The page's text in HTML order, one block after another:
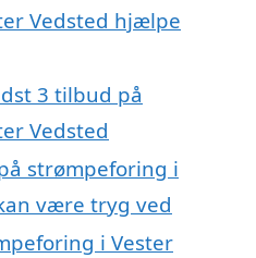
Vedsted hjælpe
3 tilbud på
Vedsted
strømpeforing i
være tryg ved
i Vester